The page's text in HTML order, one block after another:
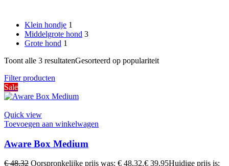
Klein hondje 1
Middelgrote hond 3
Grote hond 1
Toont alle 3 resultatenGesorteerd op populariteit
Filter producten
Sale
Quick view
Toevoegen aan winkelwagen
Aware Box Medium
€48,32 Oorspronkelijke prijs was: € 48,32.€ 39,95Huidige prijs is: